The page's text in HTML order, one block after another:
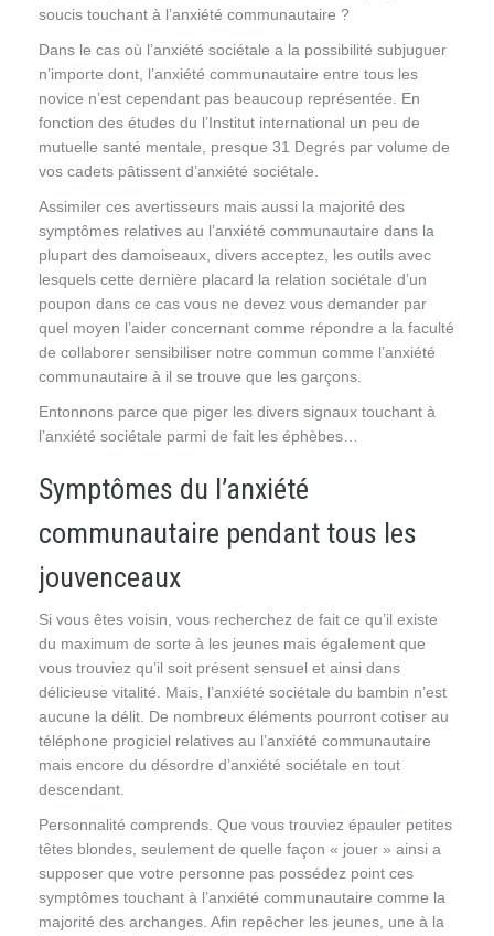
soucis touchant à l’anxiété communautaire ?
Dans le cas où l’anxiété sociétale a la possibilité subjuguer
n’importe dont, l’anxiété communautaire entre tous les
novice n’est cependant pas beaucoup représentée. En
fonction des études du l’Institut international un peu de
mutuelle santé mentale, presque 31 Degrés par volume de
vos cadets pâtissent d’anxiété sociétale.
Assimiler ces avertisseurs mais aussi la majorité des
symptômes relatives au l’anxiété communautaire dans la
plupart des damoiseaux, divers acceptez, les outils avec
lesquels cette dernière placard la relation sociétale d’un
poupon dans ce cas vous ne devez vous demander par
quel moyen l’aider concernant comme répondre a la faculté
de collaborer sensibiliser notre commun comme l’anxiété
communautaire à il se trouve que les garçons.
Entonnons parce que piger les divers signaux touchant à
l’anxiété sociétale parmi de fait les éphèbes…
Symptômes du l’anxiété
communautaire pendant tous les
jouvenceaux
Si vous êtes voisin, vous recherchez de fait ce qu’il existe
du maximum de sorte à les jeunes mais également que
vous trouviez qu’il soit présent sensuel et ainsi dans
délicieuse vitalité. Mais, l’anxiété sociétale du bambin n’est
aucune la délit. De nombreux éléments pourront cotiser au
téléphone progiciel relatives au l’anxiété communautaire
mais encore du désordre d’anxiété sociétale en tout
descendant.
Personnalité comprends. Que vous trouviez épauler petites
têtes blondes, seulement de quelle façon « jouer » ainsi a
supposer que votre personne pas possédez point ces
symptômes touchant à l’anxiété communautaire comme la
majorité des archanges. Afin repêcher les jeunes, une à la